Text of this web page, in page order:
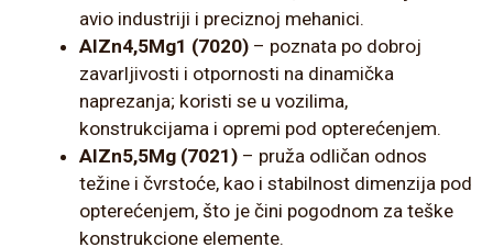
avio industriji i preciznoj mehanici.
AlZn4,5Mg1 (7020) – poznata po dobroj
zavarljivosti i otpornosti na dinamička
naprezanja; koristi se u vozilima,
konstrukcijama i opremi pod opterećenjem.
AlZn5,5Mg (7021) – pruža odličan odnos
težine i čvrstoće, kao i stabilnost dimenzija pod
opterećenjem, što je čini pogodnom za teške
konstrukcione elemente.